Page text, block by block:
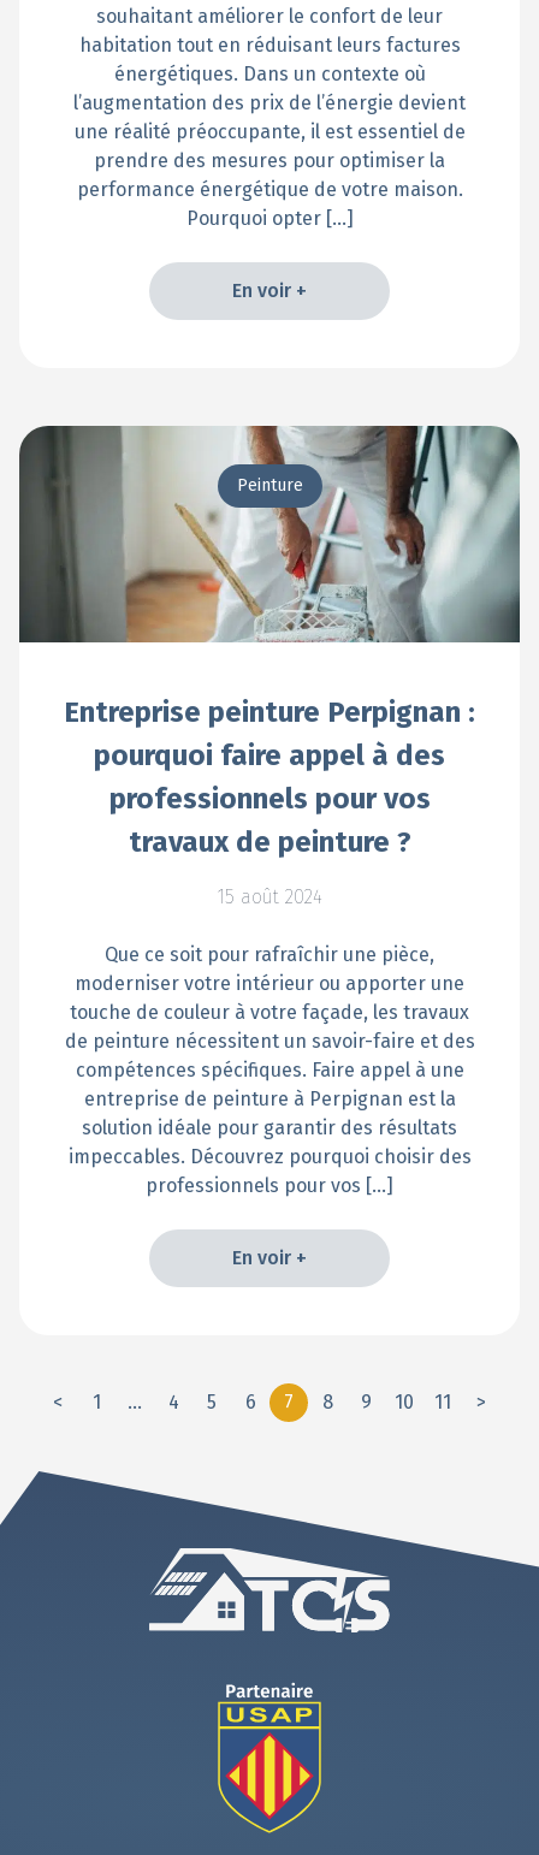
souhaitant améliorer le confort de leur
habitation tout en réduisant leurs factures
énergétiques. Dans un contexte où
l’augmentation des prix de l’énergie devient
une réalité préoccupante, il est essentiel de
prendre des mesures pour optimiser la
performance énergétique de votre maison.
Pourquoi opter […]
En voir +
Peinture
Entreprise peinture Perpignan :
pourquoi faire appel à des
professionnels pour vos
travaux de peinture ?
15 août 2024
Que ce soit pour rafraîchir une pièce,
moderniser votre intérieur ou apporter une
touche de couleur à votre façade, les travaux
de peinture nécessitent un savoir-faire et des
compétences spécifiques. Faire appel à une
entreprise de peinture à Perpignan est la
solution idéale pour garantir des résultats
impeccables. Découvrez pourquoi choisir des
professionnels pour vos […]
En voir +
< 1 … 4 5 6 7 8 9 10 11 >